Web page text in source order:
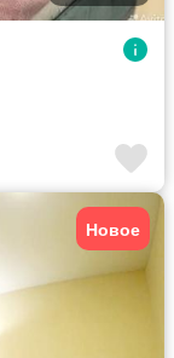
Новое